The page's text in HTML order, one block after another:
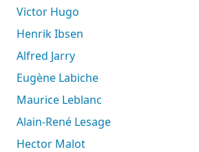
Victor Hugo
Henrik Ibsen
Alfred Jarry
Eugène Labiche
Maurice Leblanc
Alain-René Lesage
Hector Malot